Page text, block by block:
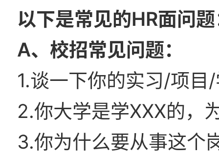
以下是常见的HR面问
A、校招常见问题：
1.谈一下你的实习/项目
2.你大学是学XXX的，
3.你为什么要从事这个